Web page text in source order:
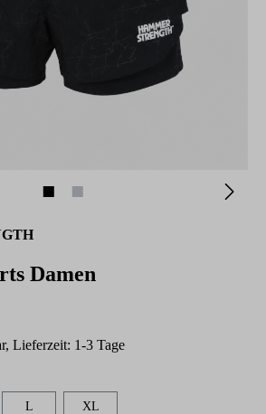
Damen
Lieferzeit: 1-3 Tage
L XL